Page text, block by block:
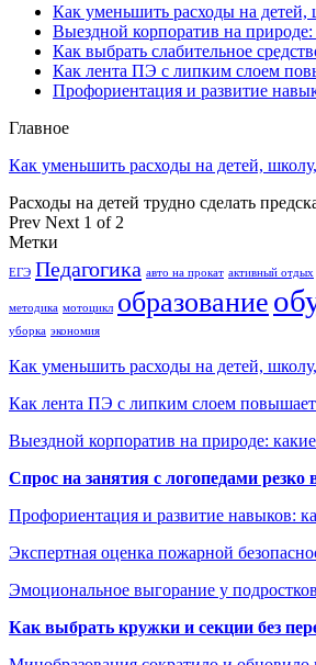
Как уменьшить расходы на
Выездной корпоратив на
Как выбрать слабительное
Как лента ПЭ с липким слоем
Профориентация и развитие
Главное
Как уменьшить расходы на детей,
Расходы на детей трудно сделать
Prev Next 1 of 2
Метки
ЕГЭ Педагогика авто на прокат активный отдых
методика мотоцикл образование
уборка экономия
Как уменьшить расходы на детей,
Как лента ПЭ с липким слоем повышает
Выездной корпоратив на природе:
Спрос на занятия с логопедами резко
Профориентация и развитие навыков:
Экспертная оценка пожарной
Эмоциональное выгорание у
Как выбрать кружки и секции без